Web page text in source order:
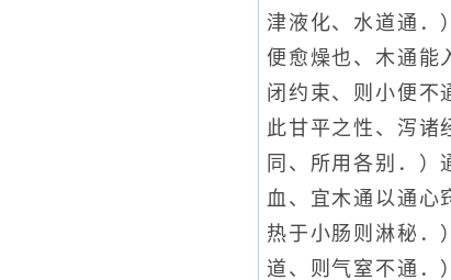
津液化、水道通．
便愈燥也、木通能
闭约束、则小便不
此甘平之性、泻诸
同、所用各别．
血、宜木通以通心
热于小肠则淋秘．
道、则气窒不通．